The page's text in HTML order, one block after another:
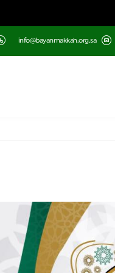
info@bayanmakkah.org.sa